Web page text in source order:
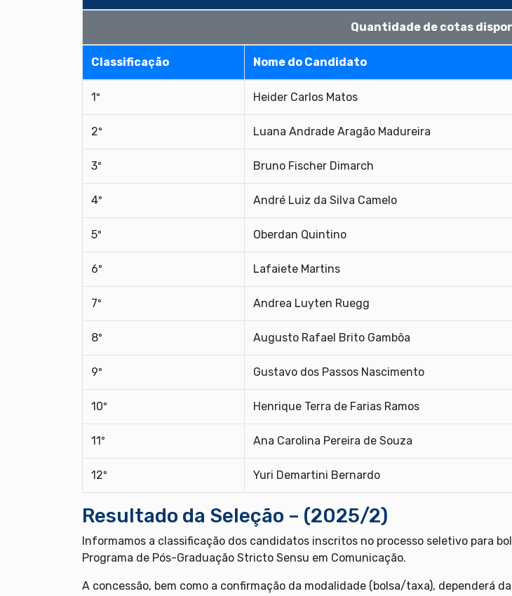
Quantidade de cotas
Classificação Nome do Candidato
1º Heider Carlos Matos
2º Luana Andrade Aragão Madureira
3º Bruno Fischer Dimarch
4º André Luiz da Silva Camelo
5º Oberdan Quintino
6º Lafaiete Martins
7º Andrea Luyten Ruegg
8º Augusto Rafael Brito Gambôa
9º Gustavo dos Passos Nascimento
10º Henrique Terra de Farias Ramos
11º Ana Carolina Pereira de Souza
12º Yuri Demartini Bernardo
Resultado da Seleção – (2025/2)
Informamos a classificação dos candidatos inscritos no processo seletivo para
Programa de Pós-Graduação Stricto Sensu em Comunicação.
A concessão, bem como a confirmação da modalidade (bolsa/taxa), dependerá